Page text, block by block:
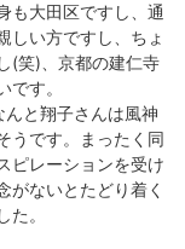
も大田区ですし、通
しい方ですし、ちょ
(笑)、京都の建仁寺
す。
と翔子さんは風神
うです。まったく同
ピレーションを受け
がないとたどり着く
。